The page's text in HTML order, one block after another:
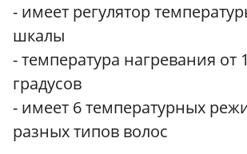
- имеет регулятор
шкалы
- температура нагревания от
градусов
- имеет 6 температурных
разных типов волос